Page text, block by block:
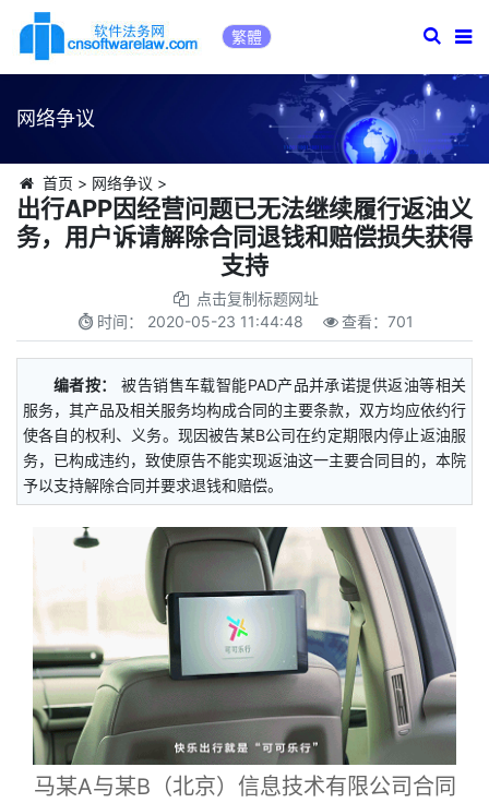
繁體
网络争议
首页 > 网络争议 >
出行APP因经营问题已无法继续履行返油义
务，用户诉请解除合同退钱和赔偿损失获得
支持
点击复制标题网址
时间： 2020-05-23 11:44:48 查看：701
编者按：
被告销售车载智能PAD产品并承诺提供返油等相关
服务，其产品及相关服务均构成合同的主要条款，双方均应依约行
使各自的权利、义务。现因被告某B公司在约定期限内停止返油服
务，已构成违约，致使原告不能实现返油这一主要合同目的，本院
予以支持解除合同并要求退钱和赔偿。
马某A与某B（北京）信息技术有限公司合同